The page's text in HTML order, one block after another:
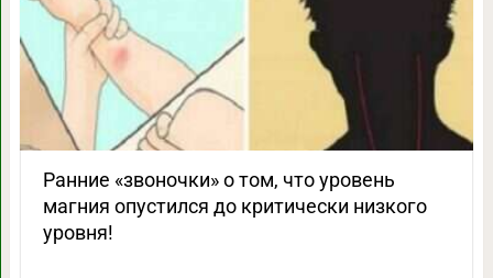
Ранние «звоночки» о том, что уровень
магния опустился до критически низкого
уровня!